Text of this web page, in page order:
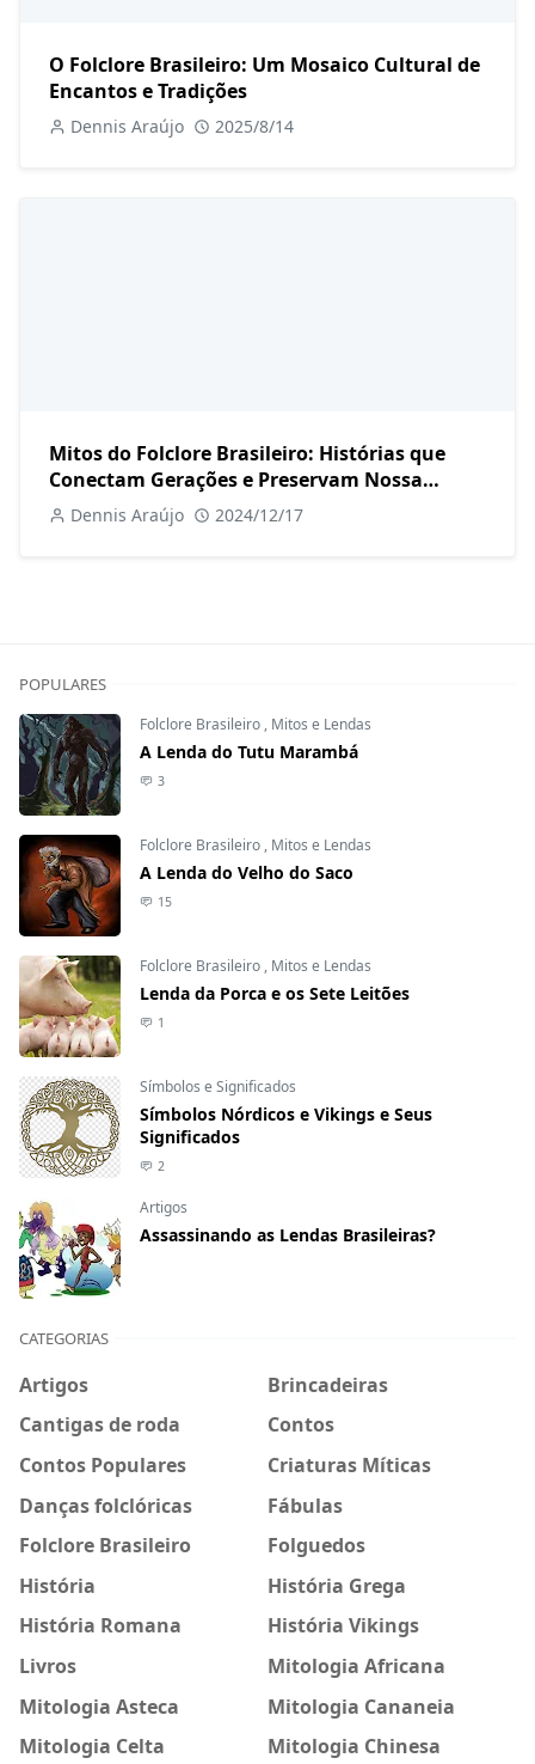
O Folclore Brasileiro: Um Mosaico Cultural de
Encantos e Tradições
Dennis Araújo 2025/8/14
Mitos do Folclore Brasileiro: Histórias que
Conectam Gerações e Preservam Nossa
Cultura
Dennis Araújo 2024/12/17
POPULARES
Folclore Brasileiro , Mitos e Lendas
A Lenda do Tutu Marambá
3
Folclore Brasileiro , Mitos e Lendas
A Lenda do Velho do Saco
15
Folclore Brasileiro , Mitos e Lendas
Lenda da Porca e os Sete Leitões
1
Símbolos e Significados
Símbolos Nórdicos e Vikings e Seus
Significados
2
Artigos
Assassinando as Lendas Brasileiras?
CATEGORIAS
Artigos
Brincadeiras
Cantigas de roda
Contos
Contos Populares
Criaturas Míticas
Danças folclóricas
Fábulas
Folclore Brasileiro
Folguedos
História
História Grega
História Romana
História Vikings
Livros
Mitologia Africana
Mitologia Asteca
Mitologia Cananeia
Mitologia Celta
Mitologia Chinesa